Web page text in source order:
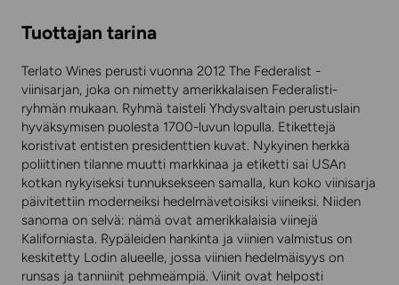
Tuottajan tarina
Terlato Wines perusti vuonna 2012 The Federalist -
viinisarjan, joka on nimetty amerikkalaisen Federalisti-
ryhmän mukaan. Ryhmä taisteli Yhdysvaltain perustuslain
hyväksymisen puolesta 1700-luvun lopulla. Etikettejä
koristivat entisten presidenttien kuvat. Nykyinen herkkä
poliittinen tilanne muutti markkinaa ja etiketti sai USAn
kotkan nykyiseksi tunnuksekseen samalla, kun koko viinisarja
päivitettiin moderneiksi hedelmävetoisiksi viineiksi. Niiden
sanoma on selvä: nämä ovat amerikkalaisia viinejä
Kaliforniasta. Rypäleiden hankinta ja viinien valmistus on
keskitetty Lodin alueelle, jossa viinien hedelmäisyys on
runsas ja tanniinit pehmeämpiä. Viinit ovat helposti